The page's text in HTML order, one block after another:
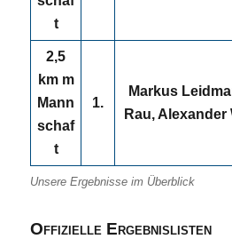
Unsere Ergebnisse im Überblick
t
2,5
km m
Mann
schaf
t
1.
Markus
Rau, Alexander
Offizielle Ergebnislisten